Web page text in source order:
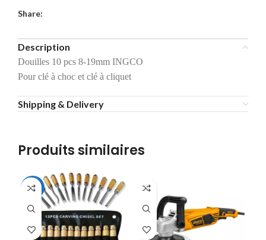
Share:
Description
Douilles 10 pcs 8-19mm INGCO
Pour clé à choc et clé à cliquet
Shipping & Delivery
Produits similaires
-19%